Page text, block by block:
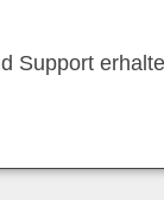
Support